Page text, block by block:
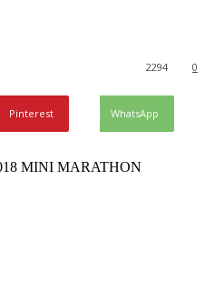
0
2294
Pinterest WhatsApp